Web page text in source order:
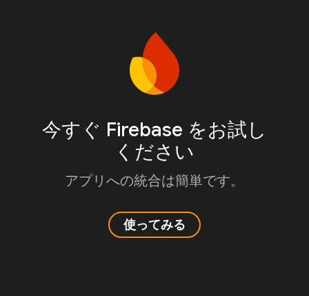
今すぐ Firebase をお試し
ください
アプリへの統合は簡単です。
使ってみる